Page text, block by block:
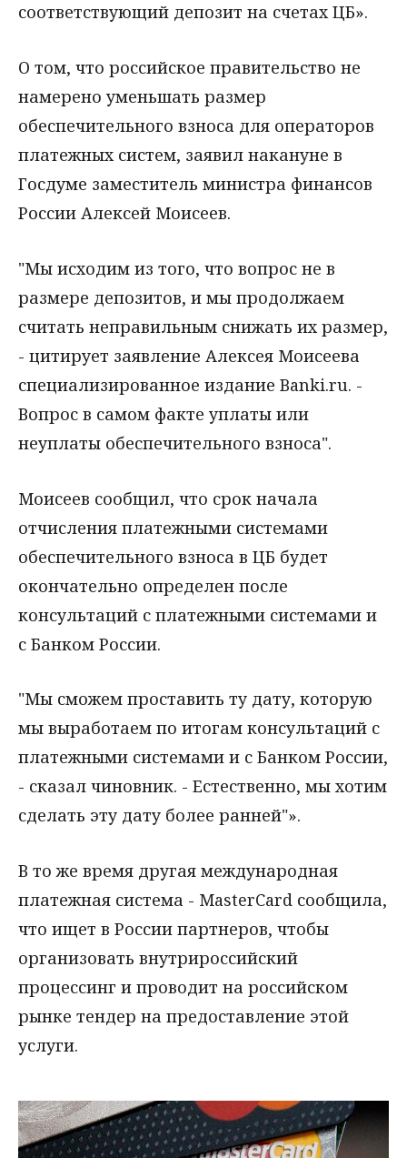
соответствующий депозит на счетах ЦБ».
О том, что российское правительство не
намерено уменьшать размер
обеспечительного взноса для операторов
платежных систем, заявил накануне в
Госдуме заместитель министра финансов
России Алексей Моисеев.
"Мы исходим из того, что вопрос не в
размере депозитов, и мы продолжаем
считать неправильным снижать их размер,
- цитирует заявление Алексея Моисеева
специализированное издание Banki.ru. -
Вопрос в самом факте уплаты или
неуплаты обеспечительного взноса".
Моисеев сообщил, что срок начала
отчисления платежными системами
обеспечительного взноса в ЦБ будет
окончательно определен после
консультаций с платежными системами и
с Банком России.
"Мы сможем проставить ту дату, которую
мы выработаем по итогам консультаций с
платежными системами и с Банком России,
- сказал чиновник. - Естественно, мы хотим
сделать эту дату более ранней"».
В то же время другая международная
платежная система - MasterCard сообщила,
что ищет в России партнеров, чтобы
организовать внутрироссийский
процессинг и проводит на российском
рынке тендер на предоставление этой
услуги.